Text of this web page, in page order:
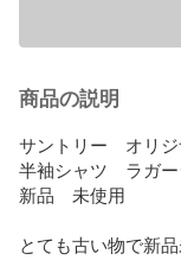
商品の説明
サントリー　オリ
半袖シャツ　ラガ
新品　未使用
とても古い物で新